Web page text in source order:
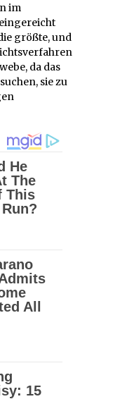
im
größte, und
da das
sie zu